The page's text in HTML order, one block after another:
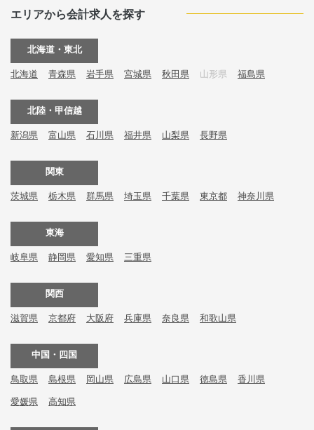
エリアから会計求人を探す
北海道・東北
北海道 青森県 岩手県 宮城県 秋田県 山形県 福島県
北陸・甲信越
新潟県 富山県 石川県 福井県 山梨県 長野県
関東
茨城県 栃木県 群馬県 埼玉県 千葉県 東京都 神奈川県
東海
岐阜県 静岡県 愛知県 三重県
関西
滋賀県 京都府 大阪府 兵庫県 奈良県 和歌山県
中国・四国
鳥取県 島根県 岡山県 広島県 山口県 徳島県 香川県
愛媛県 高知県